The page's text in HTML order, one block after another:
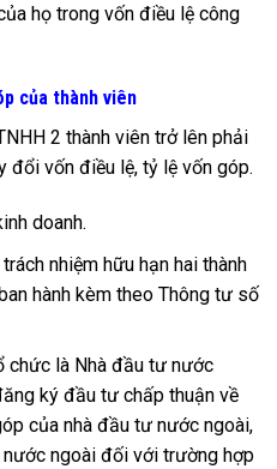
họ trong vốn điều lệ công
của thành viên
2 thành viên trở lên phải
đổi vốn điều lệ, tỷ lệ vốn góp.
doanh.
nhiệm hữu hạn hai thành
hành kèm theo Thông tư số
chức là Nhà đầu tư nước
ký đầu tư chấp thuận về
của nhà đầu tư nước ngoài,
ngoài đối với trường hợp